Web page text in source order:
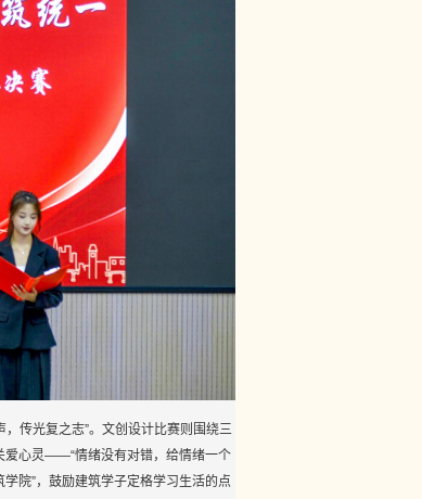
，传光复之志”。文创设计比赛则围绕三
爱心灵——“情绪没有对错，给情绪一个
院”，鼓励建筑学子定格学习生活的点